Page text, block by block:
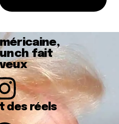
fait
des réels